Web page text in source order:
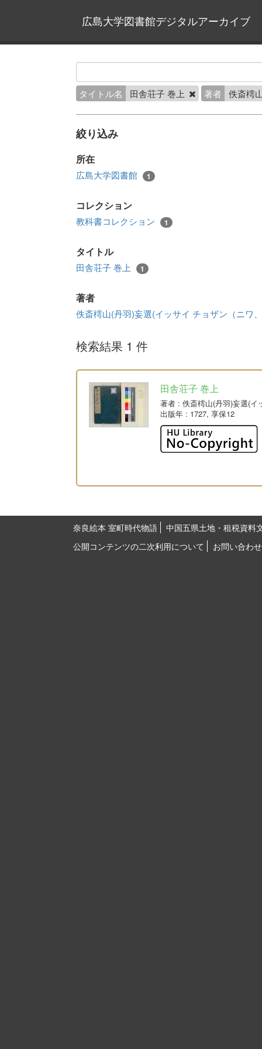
広島大学図書館デジタルアーカイブ
タイトル名 田舎荘子 巻上 著者 佚斎樗
絞り込み
所在
広島大学図書館 1
コレクション
教科書コレクション 1
タイトル
田舎荘子 巻上 1
著者
佚斎樗山(丹羽)妄選(イッサイ チョザン（ニワ
検索結果 1 件
田舎荘子 巻上
著者 : 佚斎樗山(丹羽)妄選(
出版年 : 1727, 享保12
奈良絵本 室町時代物語
中国五県土地・租税資料
公開コンテンツの二次利用について
お問い合わせ